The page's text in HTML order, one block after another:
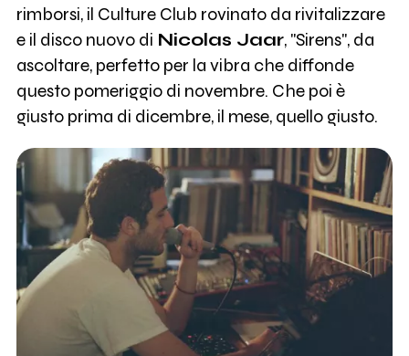
rimborsi, il Culture Club rovinato da rivitalizzare
e il disco nuovo di Nicolas Jaar, "Sirens", da
ascoltare, perfetto per la vibra che diffonde
questo pomeriggio di novembre. Che poi è
giusto prima di dicembre, il mese, quello giusto.